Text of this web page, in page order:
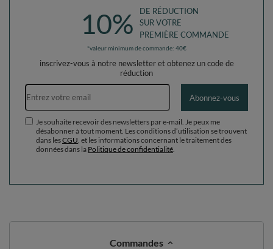
10%
DE RÉDUCTION
SUR VOTRE
PREMIÈRE COMMANDE
*valeur minimum de commande: 40€
inscrivez-vous à notre newsletter et obtenez un code de
réduction
Adresse e-mail
Abonnez-vous
Je souhaite recevoir des newsletters par e-mail. Je peux me
désabonner à tout moment. Les conditions d’utilisation se trouvent
dans lesCGU , et les informations concernant le traitement des
données dans la Politique de confidentialité
Commandes